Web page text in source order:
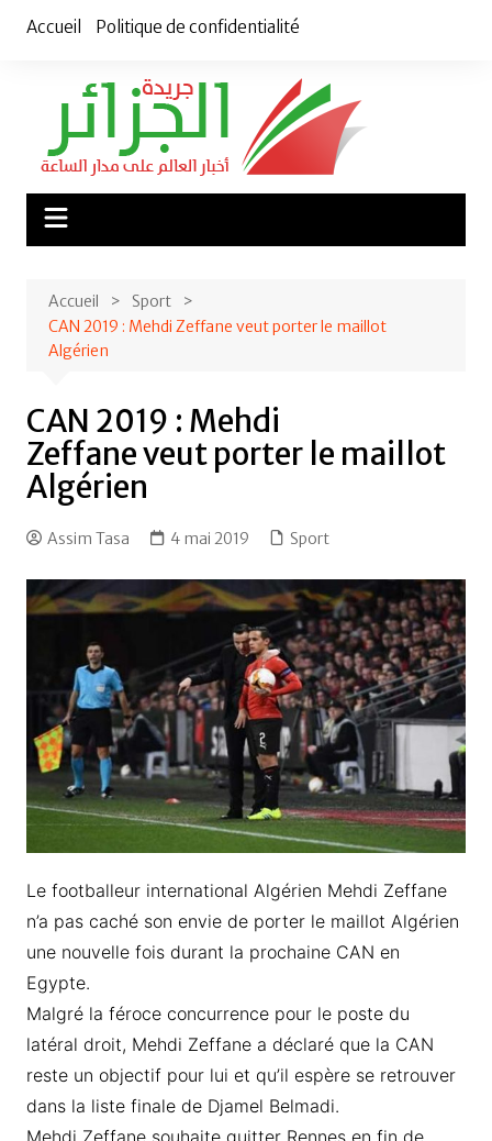
Accueil Politique de confidentialité
Accueil
Sport
CAN 2019 : Mehdi Zeffane veut porter le maillot
Algérien
CAN 2019 : Mehdi
Zeffane veut porter le maillot
Algérien
Assim Tasa 4 mai 2019 Sport
Le footballeur international Algérien Mehdi Zeffane
n’a pas caché son envie de porter le maillot Algérien
une nouvelle fois durant la prochaine CAN en
Egypte.
Malgré la féroce concurrence pour le poste du
latéral droit, Mehdi Zeffane a déclaré que la CAN
reste un objectif pour lui et qu’il espère se retrouver
dans la liste finale de Djamel Belmadi.